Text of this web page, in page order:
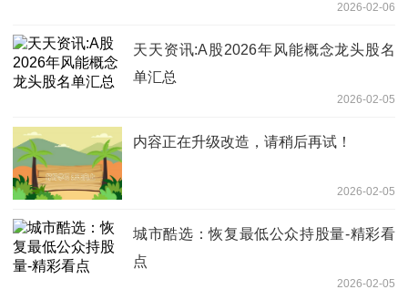
2026-02-06
天天资讯:A股2026年风能概念龙头股名
单汇总
2026-02-05
内容正在升级改造，请稍后再试！
2026-02-05
城市酷选：恢复最低公众持股量-精彩看
点
2026-02-05